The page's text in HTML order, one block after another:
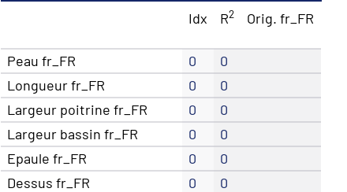
Idx
R2 Orig. fr_FR
Peau fr_FR 0
0
Longueur fr_FR
0
0
Largeur poitrine fr_FR
0
0
Largeur bassin fr_FR
0
0
Epaule fr_FR
0
0
Dessus fr_FR
0
0